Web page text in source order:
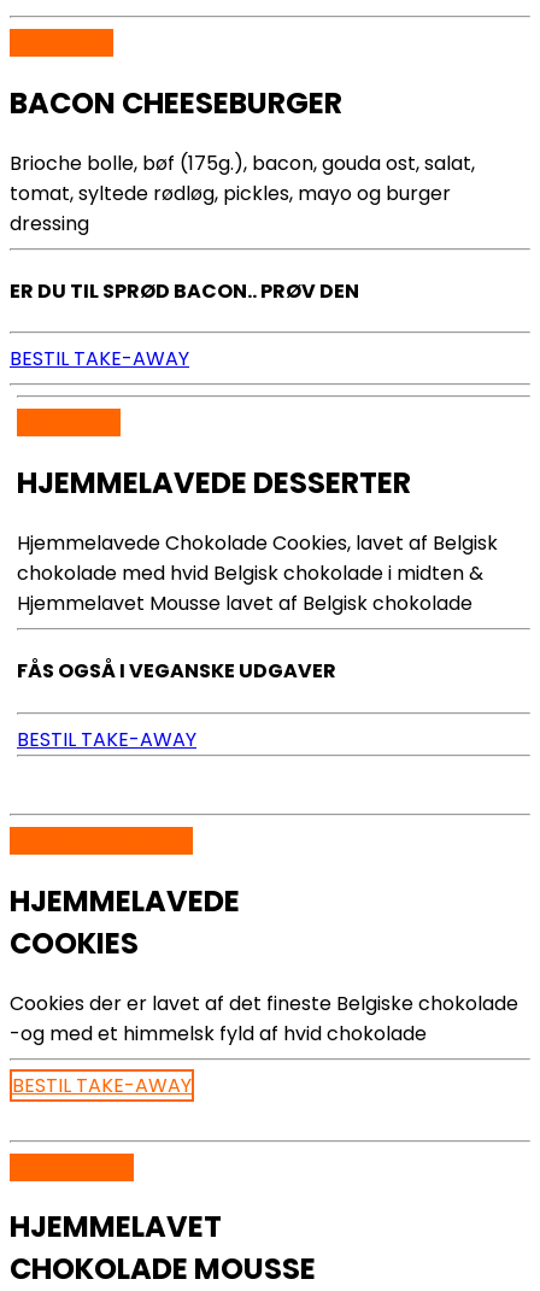
BACON CHEESEBURGER
Brioche bolle, bøf (175g.), bacon, gouda ost, salat,
tomat, syltede rødløg, pickles, mayo og burger
dressing
ER DU TIL SPRØD BACON.. PRØV DEN
BESTIL TAKE-AWAY
HJEMMELAVEDE DESSERTER
Hjemmelavede Chokolade Cookies, lavet af Belgisk
chokolade med hvid Belgisk chokolade i midten &
Hjemmelavet Mousse lavet af Belgisk chokolade
FÅS OGSÅ I VEGANSKE UDGAVER
BESTIL TAKE-AWAY
HJEMMELAVEDE
COOKIES
Cookies der er lavet af det fineste Belgiske chokolade
-og med et himmelsk fyld af hvid chokolade
BESTIL TAKE-AWAY
HJEMMELAVET
CHOKOLADE MOUSSE